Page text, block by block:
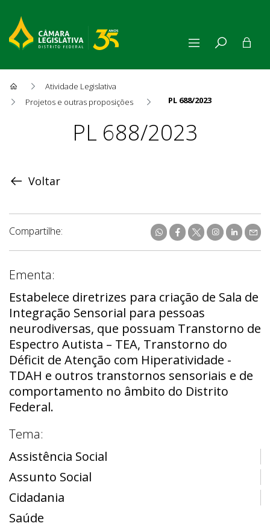
Atividade Legislativa
Projetos e outras proposições
PL 688/2023
ProposiçãoPL 688/2023
Voltar
Compartilhe:
Ementa:
Estabelece diretrizes para criação de Sala de
Integração Sensorial para pessoas
neurodiversas, que possuam Transtorno de
Espectro Autista – TEA, Transtorno do
Déficit de Atenção com Hiperatividade -
TDAH e outros transtornos sensoriais e de
comportamento no âmbito do Distrito
Federal.
Tema:
Assistência Social
Assunto Social
Cidadania
Saúde